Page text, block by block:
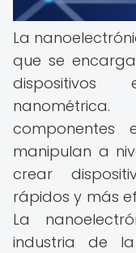
La
que se
componentes
manipulan a
crear
rápidos y más
La
industria de